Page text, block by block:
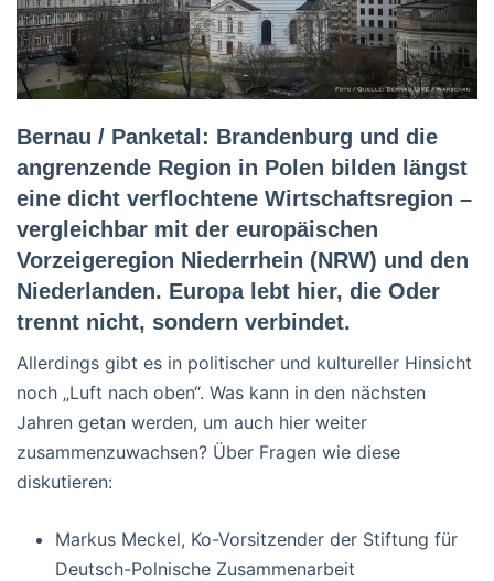
Bernau / Panketal: Brandenburg und die
angrenzende Region in Polen bilden längst
eine dicht verflochtene Wirtschaftsregion –
vergleichbar mit der europäischen
Vorzeigeregion Niederrhein (NRW) und den
Niederlanden. Europa lebt hier, die Oder
trennt nicht, sondern verbindet.
Allerdings gibt es in politischer und kultureller Hinsicht
noch „Luft nach oben“. Was kann in den nächsten
Jahren getan werden, um auch hier weiter
zusammenzuwachsen? Über Fragen wie diese
diskutieren:
Markus Meckel, Ko-Vorsitzender der Stiftung für
Deutsch-Polnische Zusammenarbeit